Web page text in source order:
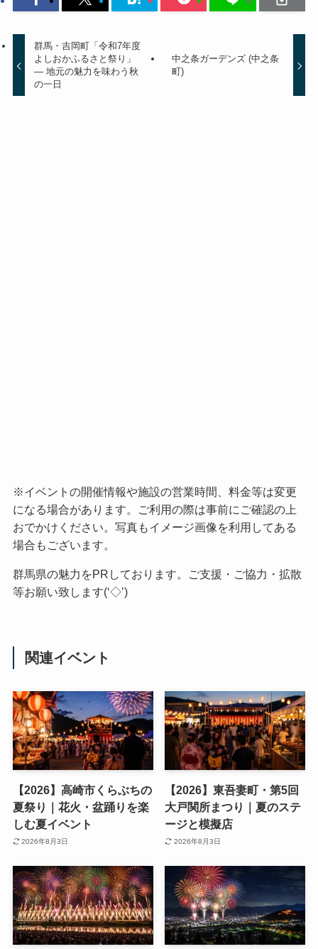
群馬・吉岡町「令和7年度
よしおかふるさと祭り」
— 地元の魅力を味わう秋
の一日
中之条ガーデンズ (中之条
町)
※イベントの開催情報や施設の営業時間、料金等は変更
になる場合があります。ご利用の際は事前にご確認の上
おでかけください。写真もイメージ画像を利用してある
場合もございます。
群馬県の魅力をPRしております。ご支援・ご協力・拡散
等お願い致します(‘◇’)ゞ
関連イベント
【2026】高崎市くらぶちの
夏祭り｜花火・盆踊りを楽
しむ夏イベント
2026年8月3日
【2026】東吾妻町・第5回
大戸関所まつり｜夏のステ
ージと模擬店
2026年8月3日